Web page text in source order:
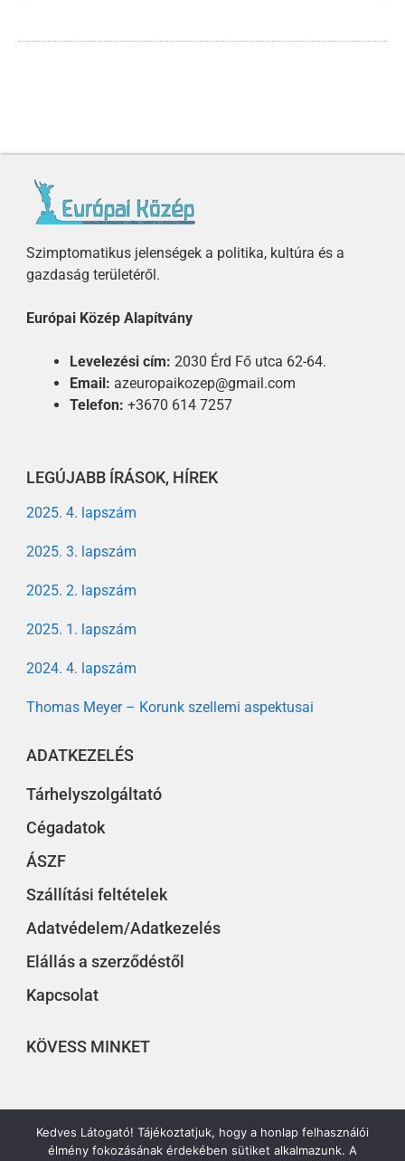
Szimptomatikus jelenségek a politika, kultúra és a
gazdaság területéről.
Európai Közép Alapítvány
Levelezési cím: 2030 Érd Fő utca 62-64.
Email: azeuropaikozep@gmail.com
Telefon: +3670 614 7257
LEGÚJABB ÍRÁSOK, HÍREK
2025. 4. lapszám
2025. 3. lapszám
2025. 2. lapszám
2025. 1. lapszám
2024. 4. lapszám
Thomas Meyer – Korunk szellemi aspektusai
ADATKEZELÉS
Tárhelyszolgáltató
Cégadatok
ÁSZF
Szállítási feltételek
Adatvédelem/Adatkezelés
Elállás a szerződéstől
Kapcsolat
KÖVESS MINKET
© 2019 – 2022 EURÓPAI KÖZÉP – Minden jog
Kedves Látogató! Tájékoztatjuk, hogy a honlap felhasználói
élmény fokozásának érdekében sütiket alkalmazunk. A